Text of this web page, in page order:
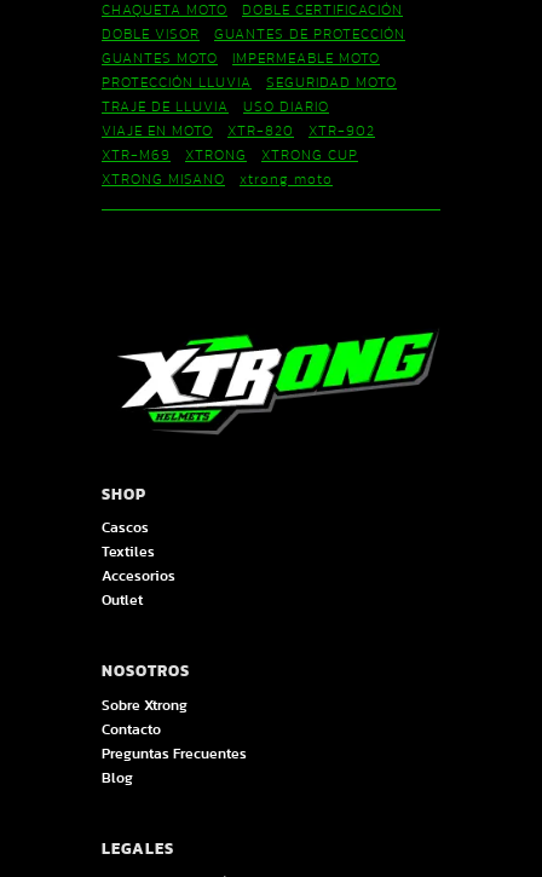
CHAQUETA MOTO
DOBLE CERTIFICACIÓN
DOBLE VISOR
GUANTES DE PROTECCIÓN
GUANTES MOTO
IMPERMEABLE MOTO
PROTECCIÓN LLUVIA
SEGURIDAD MOTO
TRAJE DE LLUVIA
USO DIARIO
VIAJE EN MOTO
XTR-820
XTR-902
XTR-M69
XTRONG
XTRONG CUP
XTRONG MISANO
xtrong moto
SHOP
Cascos
Textiles
Accesorios
Outlet
NOSOTROS
Sobre Xtrong
Contacto
Preguntas Frecuentes
Blog
LEGALES